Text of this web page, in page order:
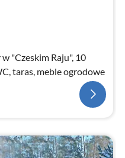
"Czeskim Raju", 10
taras, meble ogrodowe